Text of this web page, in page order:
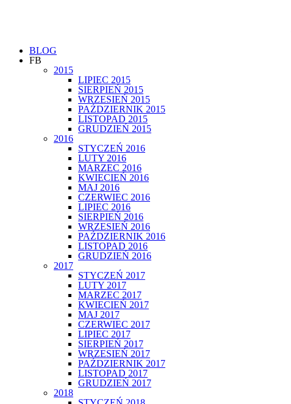
BLOG
FB
2015
LIPIEC 2015
SIERPIEŃ 2015
WRZESIEŃ 2015
PAŹDZIERNIK 2015
LISTOPAD 2015
GRUDZIEŃ 2015
2016
STYCZEŃ 2016
LUTY 2016
MARZEC 2016
KWIECIEŃ 2016
MAJ 2016
CZERWIEC 2016
LIPIEC 2016
SIERPIEŃ 2016
WRZESIEŃ 2016
PAŹDZIERNIK 2016
LISTOPAD 2016
GRUDZIEŃ 2016
2017
STYCZEŃ 2017
LUTY 2017
MARZEC 2017
KWIECIEŃ 2017
MAJ 2017
CZERWIEC 2017
LIPIEC 2017
SIERPIEŃ 2017
WRZESIEŃ 2017
PAŹDZIERNIK 2017
LISTOPAD 2017
GRUDZIEŃ 2017
2018